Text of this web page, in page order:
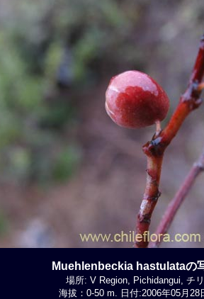
Muehlenbeckia hastulataの
場所: V Region, Pichidangui, チリ
海拔：0-50 m. 日付:2006年05月28